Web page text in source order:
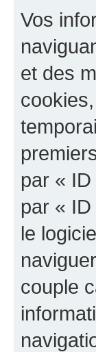
Vos
et des
par «
par «
le
couple